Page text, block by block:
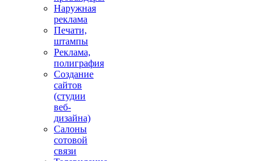
Наружная
реклама
Печати,
штампы
Реклама,
полиграфия
Создание
сайтов
(студии
веб-
дизайна)
Салоны
сотовой
связи